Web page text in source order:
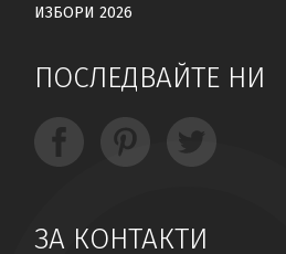
ИЗБОРИ 2026
ПОСЛЕДВАЙТЕ НИ
ЗА КОНТАКТИ